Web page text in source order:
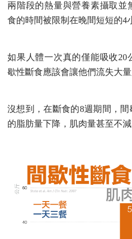
兩階段的熱量與營養素攝取並
食的時間被限制在晚間短短的4
如果人體一次真的僅能吸收20
歇性斷食應該會讓他們流失大量
沒想到，在斷食的8週期間，
的脂肪量下降，肌肉量甚至不減